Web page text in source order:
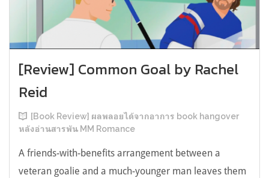
[Review] Common Goal by Rachel
Reid
[Book Review] ผลพลอยได้จากอาการ book hangover
หลังอ่านสารพัน MM Romance
A friends-with-benefits arrangement between a
veteran goalie and a much-younger man leaves them